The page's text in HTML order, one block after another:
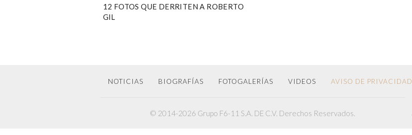
12 FOTOS QUE DERRITEN A ROBERTO
GIL
NOTICIAS BIOGRAFÍAS FOTOGALERÍAS VIDEOS AVISO DE PRIVACIDAD
© 2014-2026 Grupo F6-11 S.A. DE C.V. Derechos Reservados.